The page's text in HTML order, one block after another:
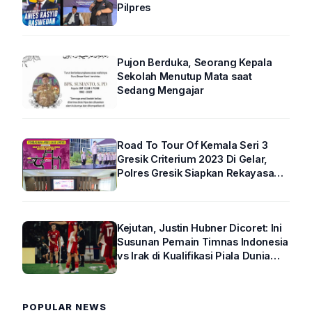
Pilpres
Pujon Berduka, Seorang Kepala
Sekolah Menutup Mata saat
Sedang Mengajar
Road To Tour Of Kemala Seri 3
Gresik Criterium 2023 Di Gelar,
Polres Gresik Siapkan Rekayasa
Kejutan, Justin Hubner Dicoret: Ini
Susunan Pemain Timnas Indonesia
vs Irak di Kualifikasi Piala Dunia
POPULAR NEWS